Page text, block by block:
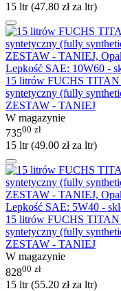
15 ltr (47.80 złza ltr)
15 litrów FUCHS TITAN
syntetyczny (fully
ZESTAW - TANIEJ
W magazynie
73500 zł
15 ltr (49.00 złza ltr)
15 litrów FUCHS TITAN
syntetyczny (fully
ZESTAW - TANIEJ
W magazynie
82800 zł
15 ltr (55.20 złza ltr)